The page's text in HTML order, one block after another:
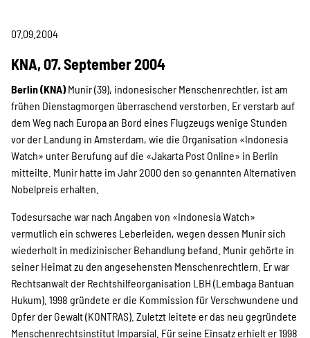
Kampagne
Stellenangebote
Werde Mitglied
Newsletter abonnieren
07.09.2004
KNA, 07. September 2004
Berlin (KNA)Munir (39), indonesischer Menschenrechtler, ist am
frühen Dienstagmorgen überraschend verstorben. Er verstarb auf
dem Weg nach Europa an Bord eines Flugzeugs wenige Stunden
vor der Landung in Amsterdam, wie die Organisation «Indonesia
Watch» unter Berufung auf die «Jakarta Post Online» in Berlin
mitteilte. Munir hatte im Jahr 2000 den so genannten Alternativen
Nobelpreis erhalten.
Todesursache war nach Angaben von «Indonesia Watch»
vermutlich ein schweres Leberleiden, wegen dessen Munir sich
wiederholt in medizinischer Behandlung befand. Munir gehörte in
seiner Heimat zu den angesehensten Menschenrechtlern. Er war
Rechtsanwalt der Rechtshilfeorganisation LBH (Lembaga Bantuan
Hukum). 1998 gründete er die Kommission für Verschwundene und
Opfer der Gewalt (KONTRAS). Zuletzt leitete er das neu gegründete
Menschenrechtsinstitut Imparsial. Für seine Einsatz erhielt er 1998